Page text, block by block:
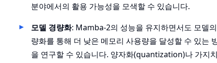
분야에서의 활용 가능성을 모색할 수 있습니다.
모델 경량화: Mamba-2의 성능을 유지하면서도 모델
량화를 통해 더 낮은 메모리 사용량을 달성할 수 있는
을 연구할 수 있습니다. 양자화(quantization)나 가지